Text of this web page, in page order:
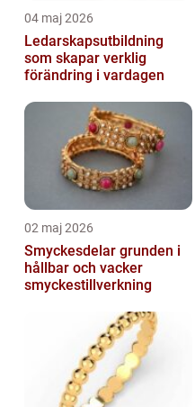
04 maj 2026
Ledarskapsutbildning
som skapar verklig
förändring i vardagen
02 maj 2026
Smyckesdelar grunden i
hållbar och vacker
smyckestillverkning